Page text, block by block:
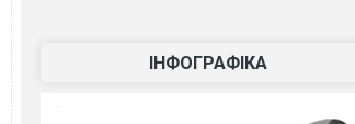
ІНФОГРАФІКА